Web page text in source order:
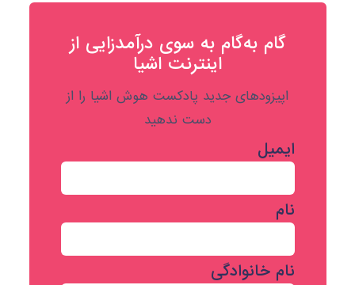
گام به‌گام به‌ سوی درآمدزایی از
اینترنت اشیا
اپیزودهای جدید پادکست هوش اشیا را از
دست ندهید
ایمیل
نام
نام خانوادگی